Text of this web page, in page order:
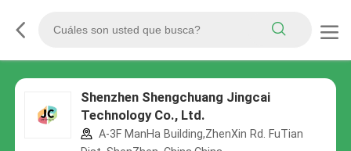
Shenzhen Shengchuang Jingcai
Technology Co., Ltd.
A-3F ManHa Building,ZhenXin Rd. FuTian